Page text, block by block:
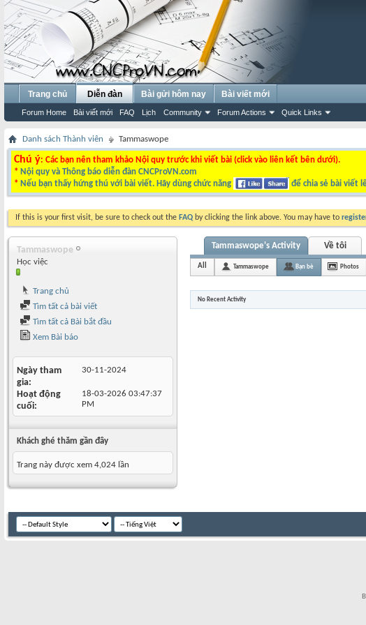
Trang chủ Diễn đàn
Forum Home Bài viết mới FAQ Lịch Community Forum Actions Quick Links
Bài gửi hôm nay Bài viết mới
Danh sách Thành viên Tammaswope
Chú ý: Các bạn nên tham khảo Nội quy trước khi viết bài (click vào liên kết bên dưới).
* Nội quy và Thông báo diễn đàn CNCProVN.com
* Nếu bạn thấy hứng thú với bài viết. Hãy dùng chức năng để chia sẻ bài viết
If this is your first visit, be sure to check out the FAQ by clicking the link above. You may have to
Tammaswope
Học việc
Trang chủ
Tìm tất cả bài viết
Tìm tất cả Bài bắt đầu
Xem Bài báo
Ngày tham
gia
30-11-2024
Hoạt động
cuối
18-03-2026 03:47:37
PM
Khách ghé thăm gần đây
Trang này được xem 4,024 lần
Tammaswope's Activity Về tôi
All Tammaswope Bạn bè Photos
No Recent Activity